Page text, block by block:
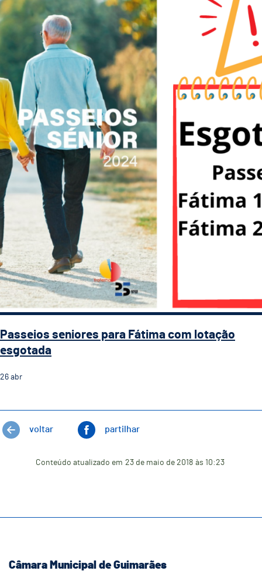
Passeios seniores para Fátima com lotação
esgotada
26 abr
voltar partilhar
Conteúdo atualizado em 23 de maio de 2018 às 10:23
Câmara Municipal de Guimarães